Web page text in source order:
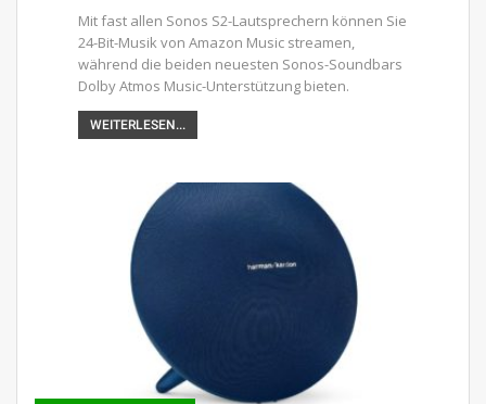
Mit fast allen Sonos S2-Lautsprechern können Sie
24-Bit-Musik von Amazon Music streamen,
während die beiden neuesten Sonos-Soundbars
Dolby Atmos Music-Unterstützung bieten.
WEITERLESEN...